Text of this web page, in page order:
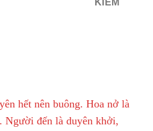
KIẾM
hết nên buông. Hoa nở là
đến là duyên khởi,